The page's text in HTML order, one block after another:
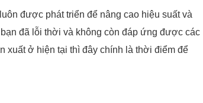
được phát triển để nâng cao hiệu suất và
đã lỗi thời và không còn đáp ứng được các
xuất ở hiện tại thì đây chính là thời điểm để